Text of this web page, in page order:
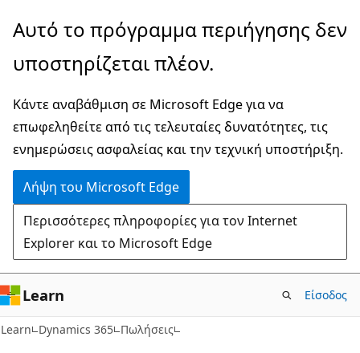
Παράλειψη
μετάβαση
κύριο
περιεχόμενο
Αυτό το πρόγραμμα περιήγησης δεν
υποστηρίζεται πλέον.
Κάντε αναβάθμιση σε Microsoft Edge για να
επωφεληθείτε από τις τελευταίες δυνατότητες, τις
ενημερώσεις ασφαλείας και την τεχνική υποστήριξη.
Λήψη του Microsoft Edge
Περισσότερες πληροφορίες για τον Internet
Explorer και το Microsoft Edge
Learn Είσοδος
Learn Dynamics 365 Πωλήσεις